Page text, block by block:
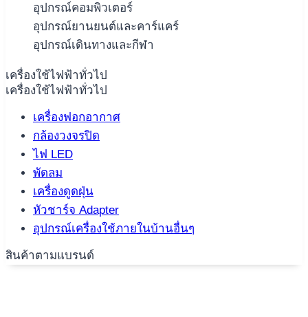
อุปกรณ์คอมพิวเตอร์
อุปกรณ์ยานยนต์และคาร์แคร์
อุปกรณ์เดินทางและกีฬา
เครื่องใช้ไฟฟ้าทั่วไป
เครื่องใช้ไฟฟ้าทั่วไป
เครื่องฟอกอากาศ
กล้องวงจรปิด
ไฟ LED
พัดลม
เครื่องดูดฝุ่น
หัวชาร์จ Adapter
อุปกรณ์เครื่องใช้ภายในบ้านอื่นๆ
สินค้าตามแบรนด์